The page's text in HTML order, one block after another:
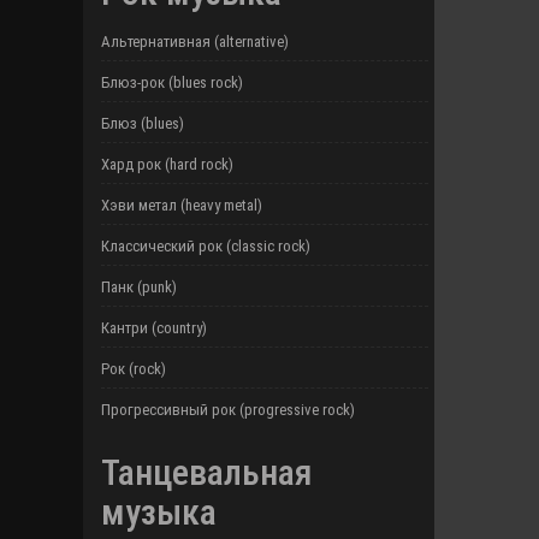
Альтернативная (alternative)
Блюз-рок (blues rock)
Блюз (blues)
Хард рок (hard rock)
Хэви метал (heavy metal)
Классический рок (classic rock)
Панк (punk)
Кантри (country)
Рок (rock)
Прогрессивный рок (progressive rock)
Танцевальная
музыка